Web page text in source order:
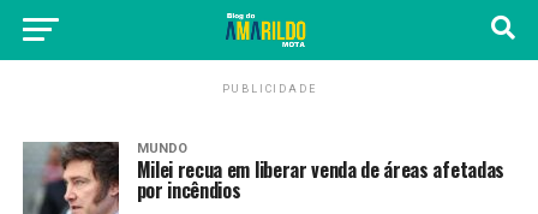
PUBLICIDADE
MUNDO
Milei recua em liberar venda de áreas afetadas
por incêndios